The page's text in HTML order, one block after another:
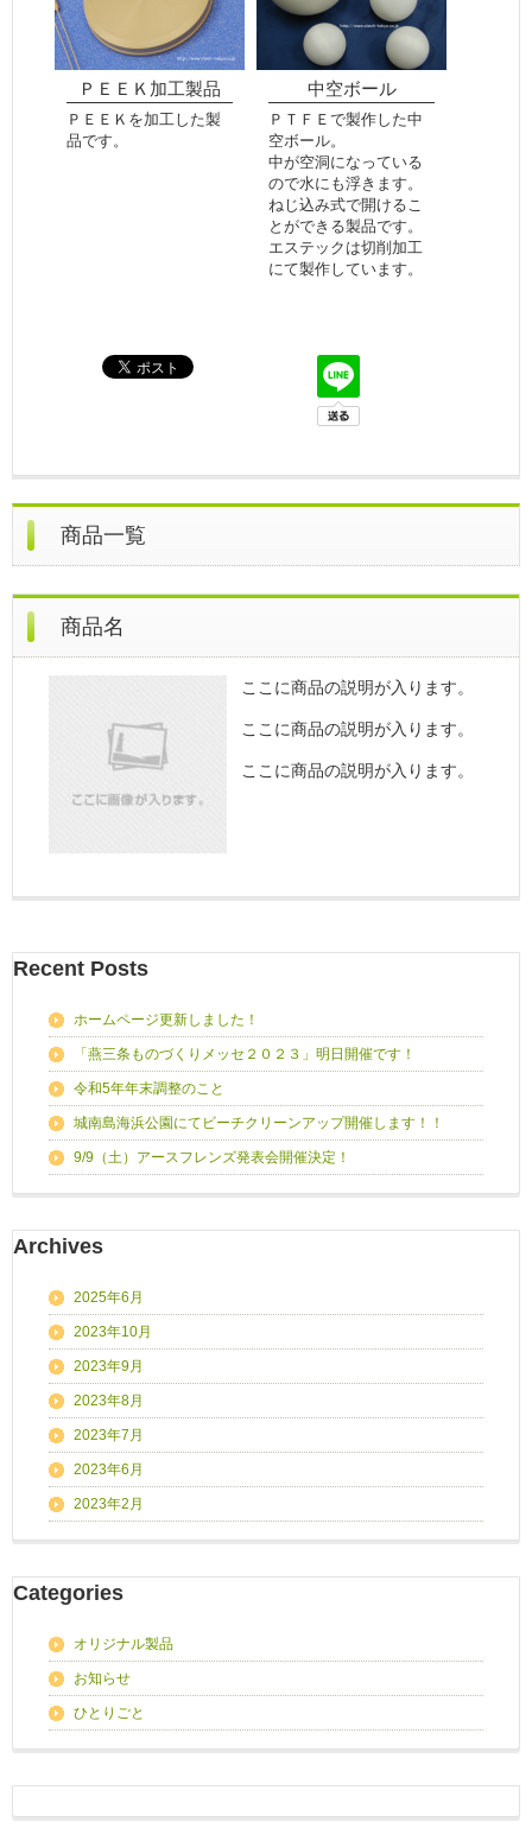
ＰＥＥＫ加工製品
ＰＥＥＫを加工した製
品です。
中空ボール
ＰＴＦＥで製作した中
空ボール。
中が空洞になっている
ので水にも浮きます。
ねじ込み式で開けるこ
とができる製品です。
エステックは切削加工
にて製作しています。
商品一覧
商品名
ここに商品の説明が入ります。
ここに商品の説明が入ります。
ここに商品の説明が入ります。
Recent Posts
ホームページ更新しました！
「燕三条ものづくりメッセ２０２３」明日開催です！
令和5年年末調整のこと
城南島海浜公園にてビーチクリーンアップ開催します！！
9/9（土）アースフレンズ発表会開催決定！
Archives
2025年6月
2023年10月
2023年9月
2023年8月
2023年7月
2023年6月
2023年2月
Categories
オリジナル製品
お知らせ
ひとりごと